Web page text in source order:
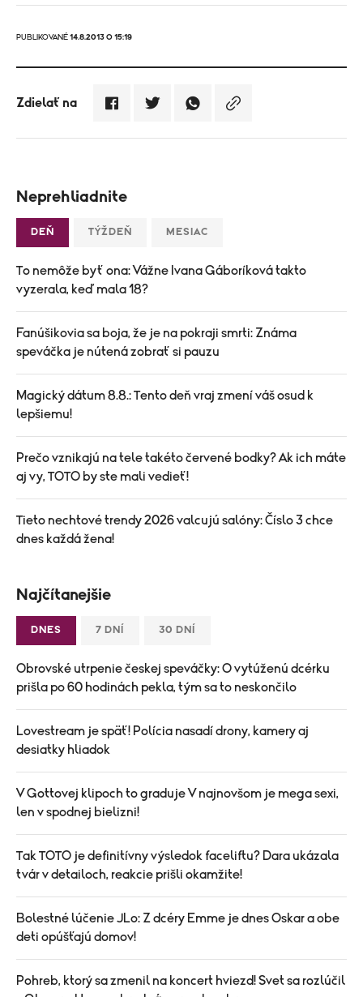
PUBLIKOVANÉ 14.8.2013 O 15:19
Zdielať na
Neprehliadnite
DEŇ TÝŽDEŇ MESIAC
To nemôže byť ona: Vážne Ivana Gáboríková takto
vyzerala, keď mala 18?
Fanúšikovia sa boja, že je na pokraji smrti: Známa
speváčka je nútená zobrať si pauzu
Magický dátum 8.8.: Tento deň vraj zmení váš osud k
lepšiemu!
Prečo vznikajú na tele takéto červené bodky? Ak ich máte
aj vy, TOTO by ste mali vedieť!
Tieto nechtové trendy 2026 valcujú salóny: Číslo 3 chce
dnes každá žena!
Najčítanejšie
DNES 7 DNÍ 30 DNÍ
Obrovské utrpenie českej speváčky: O vytúženú dcérku
prišla po 60 hodinách pekla, tým sa to neskončilo
Lovestream je späť! Polícia nasadí drony, kamery aj
desiatky hliadok
V Gottovej klipoch to graduje V najnovšom je mega sexi,
len v spodnej bielizni!
Tak TOTO je definitívny výsledok faceliftu? Dara ukázala
tvár v detailoch, reakcie prišli okamžite!
Bolestné lúčenie JLo: Z dcéry Emme je dnes Oskar a obe
deti opúšťajú domov!
Pohreb, ktorý sa zmenil na koncert hviezd! Svet sa rozlúčil